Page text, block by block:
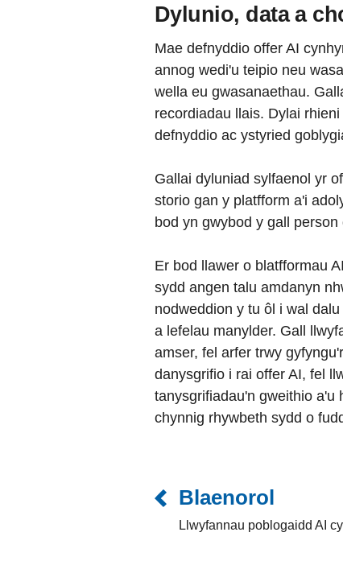
Dylunio, data a
Mae defnyddio offer AI
annog wedi'u teipio neu
wella eu gwasanaethau.
recordiadau llais. Dylai
defnyddio ac ystyried
Gallai dyluniad sylfaenol yr
storio gan y platfform a'i
bod yn gwybod y gall
Er bod llawer o blatfformau
sydd angen talu amdanyn
nodweddion y tu ôl i wal
a lefelau manylder. Gall
amser, fel arfer trwy
danysgrifio i rai offer AI, fel
tanysgrifiadau'n gweithio a'u
chynnig rhywbeth sydd o
Blaenorol
Llwyfannau poblogaidd AI